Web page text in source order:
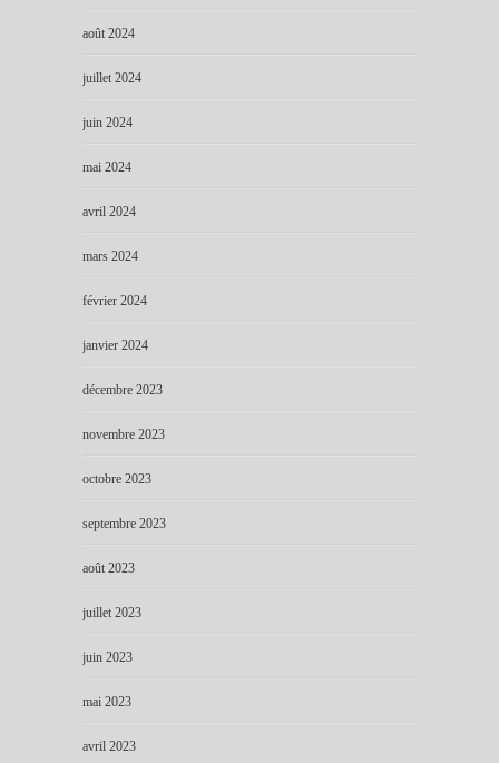
août 2024
juillet 2024
juin 2024
mai 2024
avril 2024
mars 2024
février 2024
janvier 2024
décembre 2023
novembre 2023
octobre 2023
septembre 2023
août 2023
juillet 2023
juin 2023
mai 2023
avril 2023